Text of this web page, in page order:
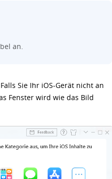
an.
Sie Ihr iOS-Gerät nicht an
Fenster wird wie das Bild